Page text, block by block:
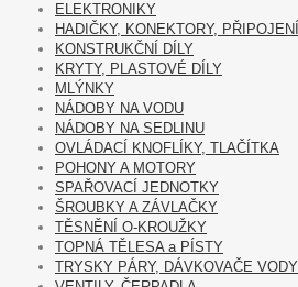
ELEKTRONIKY
HADIČKY, KONEKTORY, PŘIPOJENÍ
KONSTRUKČNÍ DÍLY
KRYTY, PLASTOVÉ DÍLY
MLÝNKY
NÁDOBY NA VODU
NÁDOBY NA SEDLINU
OVLÁDACÍ KNOFLÍKY, TLAČÍTKA
POHONY A MOTORY
SPAŘOVACÍ JEDNOTKY
ŠROUBKY A ZÁVLAČKY
TĚSNĚNÍ O-KROUŽKY
TOPNÁ TĚLESA a PÍSTY
TRYSKY PÁRY, DÁVKOVAČE VODY